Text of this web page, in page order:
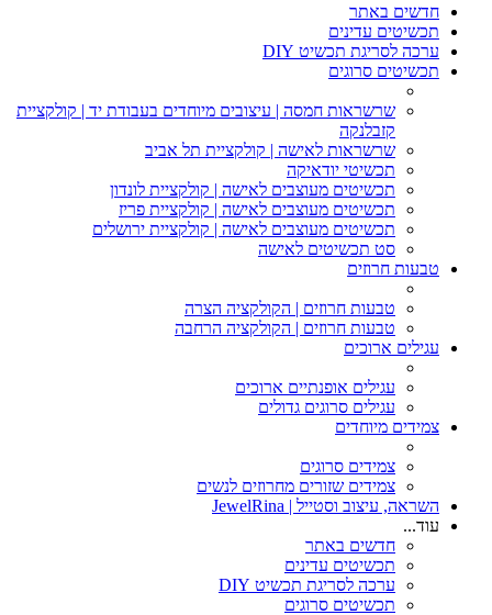
חדשים באתר
תכשיטים עדינים
ערכה לסריגת תכשיט DIY
תכשיטים סרוגים
שרשראות חמסה | עיצובים מיוחדים בעבודת יד | קולקציית
קזבלנקה
שרשראות לאישה | קולקציית תל אביב
תכשיטי יודאיקה
תכשיטים מעוצבים לאישה | קולקציית לונדון
תכשיטים מעוצבים לאישה | קולקציית פריז
תכשיטים מעוצבים לאישה | קולקציית ירושלים
סט תכשיטים לאישה
טבעות חרוזים
טבעות חרוזים | הקולקציה הצרה
טבעות חרוזים | הקולקציה הרחבה
עגילים ארוכים
עגילים אופנתיים ארוכים
עגילים סרוגים גדולים
צמידים מיוחדים
צמידים סרוגים
צמידים שזורים מחרוזים לנשים
השראה, עיצוב וסטייל | JewelRina
עוד...
חדשים באתר
תכשיטים עדינים
ערכה לסריגת תכשיט DIY
תכשיטים סרוגים